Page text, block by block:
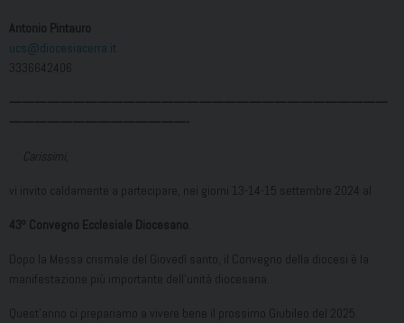
Antonio Pintauro
ucs@diocesiacerra.it
3336642406
——————————————————————————————
——————————————-
Carissimi,
vi invito caldamente a partecipare, nei giorni 13-14-15 settembre 2024 al
43o Convegno Ecclesiale Diocesano
Dopo la Messa crismale del Giovedì santo, il Convegno della diocesi è la
manifestazione più importante dell’unità diocesana.
Quest’anno ci prepariamo a vivere bene il prossimo Giubileo del 2025.